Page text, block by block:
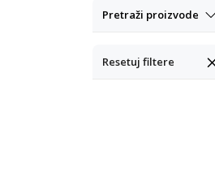
Resetuj filtere
Pretraži proizvode